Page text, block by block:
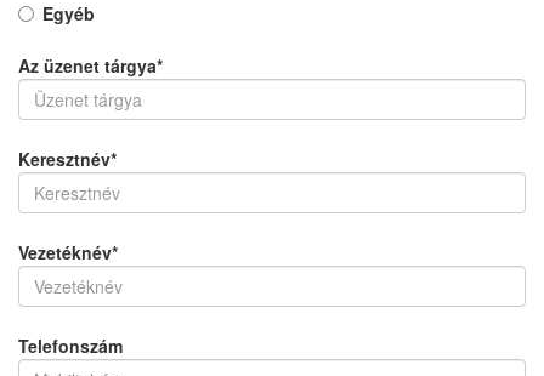
Egyéb
Az üzenet tárgya*
Keresztnév*
Vezetéknév*
Telefonszám